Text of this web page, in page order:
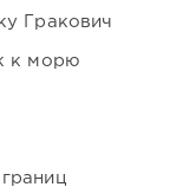
Гракович
к морю